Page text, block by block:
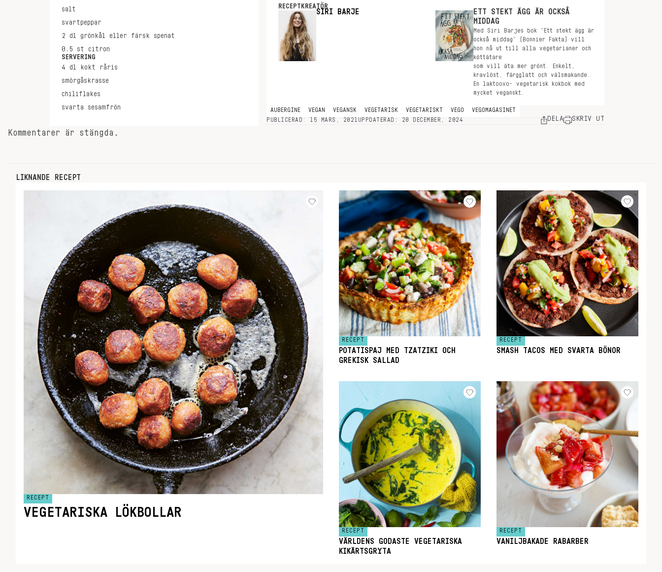
salt
svartpeppar
2 dl
grönkål eller färsk spenat
0.5 st
citron
SERVERING
4 dl
kokt råris
smörgåskrasse
chiliflakes
svarta sesamfrön
RECEPTKREATÖR
SIRI BARJE
ETT STEKT ÄGG ÄR OCKSÅ
MIDDAG
Med Siri Barjes bok ”Ett stekt ägg är
också middag” (Bonnier Fakta) vill
hon nå ut till alla vegetarianer och
köttätare
som vill äta mer grönt. Enkelt,
kravlöst, färgglatt och välsmakande.
En laktoovo- vegetarisk kokbok med
mycket veganskt.
AUBERGINE VEGAN VEGANSK VEGETARISK VEGETARISKT VEGO
VEGOMAGASINET
PUBLICERAD: 15 MARS, 2021 UPPDATERAD: 20 DECEMBER, 2024 DELA SKRIV UT
Kommentarer är stängda.
LIKNANDE RECEPT
RECEPT
VEGETARISKA LÖKBOLLAR
RECEPT
POTATISPAJ MED TZATZIKI OCH
GREKISK SALLAD
RECEPT
SMASH TACOS MED SVARTA BÖNOR
RECEPT
VÄRLDENS GODASTE VEGETARISKA
KIKÄRTSGRYTA
RECEPT
VANILJBAKADE RABARBER